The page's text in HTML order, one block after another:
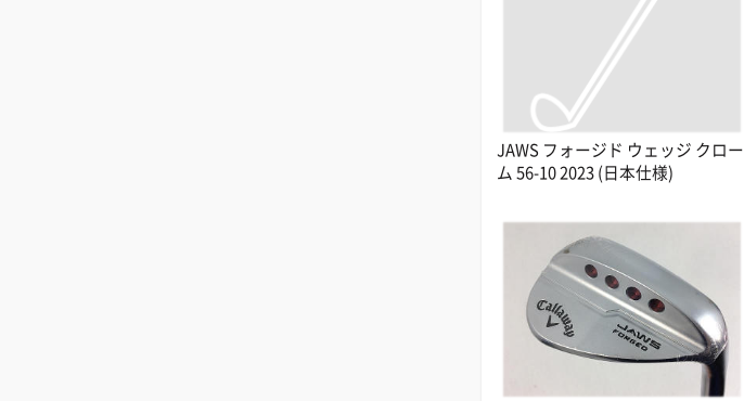
JAWS フォージド ウェッジ クロー
ム 56-10 2023 (日本仕様)